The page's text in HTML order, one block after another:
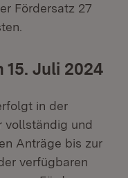
Fördersatz 27
15. Juli 2024
in der
vollständig und
Anträge bis zur
verfügbaren